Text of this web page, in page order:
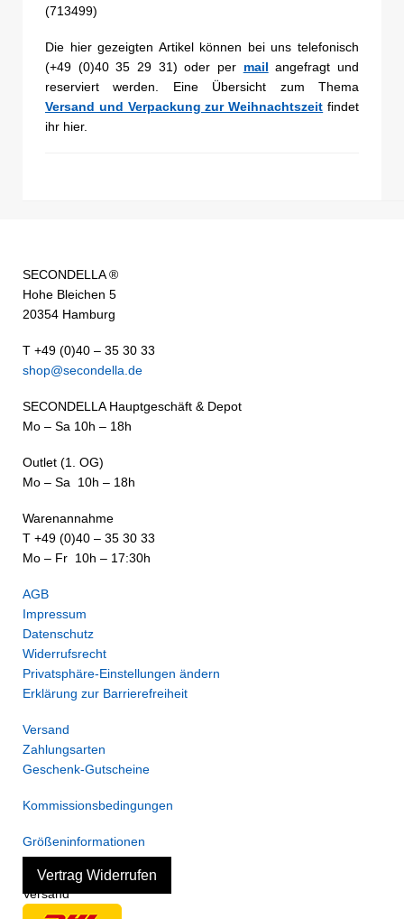
(713499)
Die hier gezeigten Artikel können bei uns telefonisch
(+49 (0)40 35 29 31) oder per mail angefragt und
reserviert werden. Eine Übersicht zum Thema
Versand und Verpackung zur Weihnachtszeit findet
ihr hier.
SECONDELLA ®
Hohe Bleichen 5
20354 Hamburg
T +49 (0)40 – 35 30 33
shop@secondella.de
SECONDELLA Hauptgeschäft & Depot
Mo – Sa 10h – 18h
Outlet (1. OG)
Mo – Sa 10h – 18h
Warenannahme
T +49 (0)40 – 35 30 33
Mo – Fr 10h – 17:30h
AGB
Impressum
Datenschutz
Widerrufsrecht
Privatsphäre-Einstellungen ändern
Erklärung zur Barrierefreiheit
Versand
Zahlungsarten
Geschenk-Gutscheine
Kommissionsbedingungen
Größeninformationen
Vertrag Widerrufen
Versand